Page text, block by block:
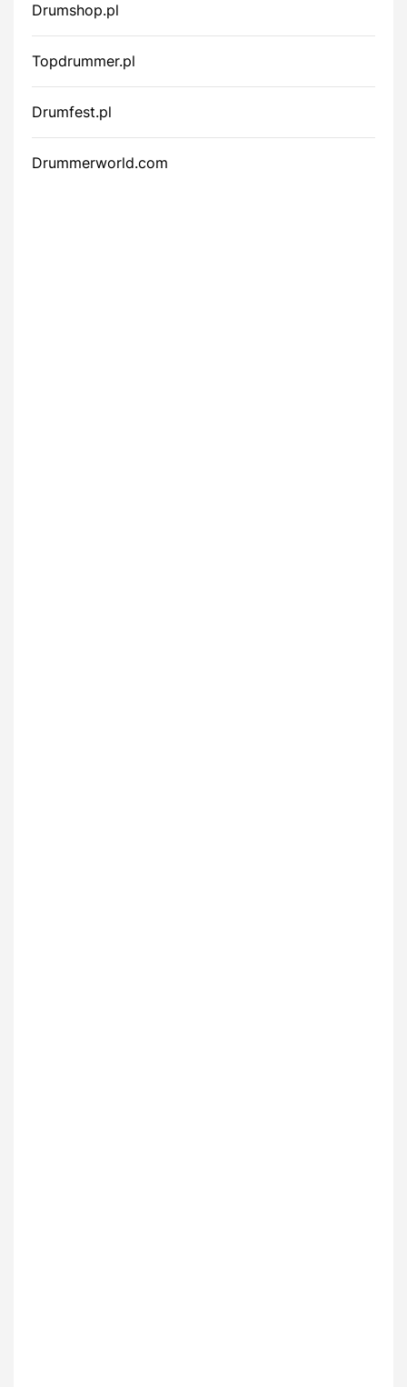
Drumshop.pl
Topdrummer.pl
Drumfest.pl
Drummerworld.com